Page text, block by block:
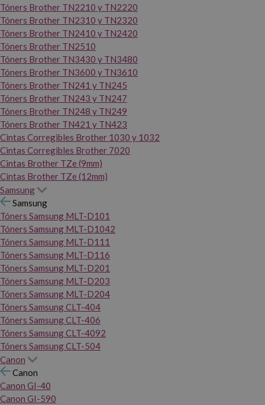
Tóners Brother TN2210 y TN2220
Tóners Brother TN2310 y TN2320
Tóners Brother TN2410 y TN2420
Tóners Brother TN2510
Tóners Brother TN3430 y TN3480
Tóners Brother TN3600 y TN3610
Tóners Brother TN241 y TN245
Tóners Brother TN243 y TN247
Tóners Brother TN248 y TN249
Tóners Brother TN421 y TN423
Cintas Corregibles Brother 1030 y 1032
Cintas Corregibles Brother 7020
Cintas Brother TZe (9mm)
Cintas Brother TZe (12mm)
Samsung
Samsung
Tóners Samsung MLT-D101
Tóners Samsung MLT-D1042
Tóners Samsung MLT-D111
Tóners Samsung MLT-D116
Tóners Samsung MLT-D201
Tóners Samsung MLT-D203
Tóners Samsung MLT-D204
Tóners Samsung CLT-404
Tóners Samsung CLT-406
Tóners Samsung CLT-4092
Tóners Samsung CLT-504
Canon
Canon
Canon GI-40
Canon GI-590